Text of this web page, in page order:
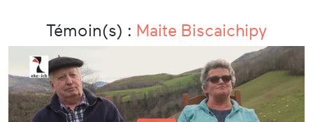
Témoin(s) : Maite Biscaichipy